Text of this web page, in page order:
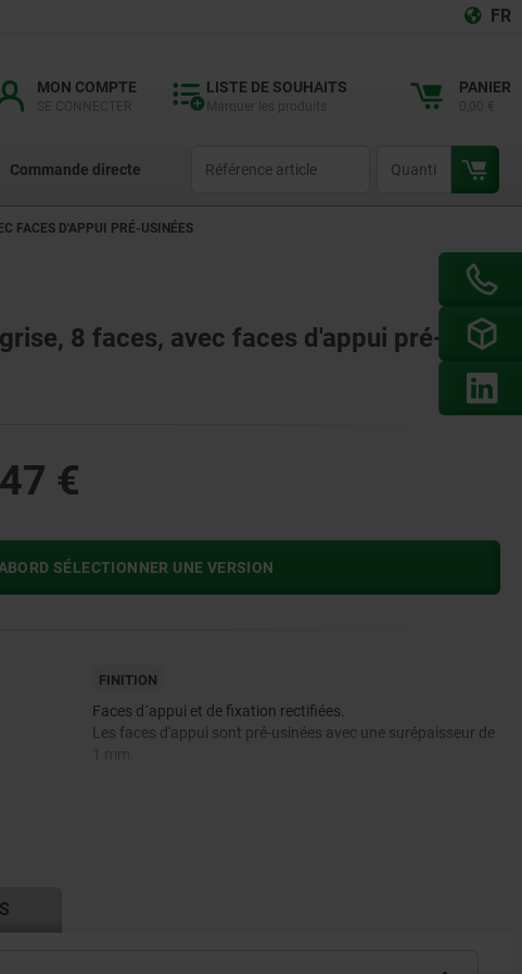
FR
MON COMPTE LISTE DE SOUHAITS PANIER
Commande directe
FACES D'APPUI PRÉ-USINÉES
8 faces, avec faces d'appui pré-
€
SÉLECTIONNER UNE VERSION
FINITION
Faces d´appui et de fixation rectifiées.
Les faces d'appui sont pré-usinées avec une surépaisseur de